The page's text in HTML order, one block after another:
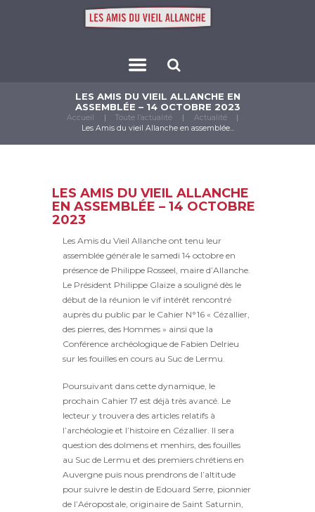
LES AMIS DU VIEIL ALLANCHE EN
ASSEMBLÉE – 14 OCTOBRE 2023
Accueil Toute l’actualité
Actualité
Les Amis du vieil Allanche en assemblée...
LES AMIS DU VIEIL ALLANCHE
EN ASSEMBLÉE – 14 OCTOBRE
2023
Les Amis du Vieil Allanche ont tenu leur
assemblée générale le samedi 14 octobre en
présence de Philippe Rosseel, maire d’Allanche.
Le Président Philippe Glaize a souligné dès le
début de la réunion le vif intérêt rencontré
auprès du public par le Cahier N°16 « Cézallier,
des pierres, des Hommes » ainsi que la
Conférence archéologique de Fabien Delrieu
sur les fouilles en cours au Suc de Lermu.
Poursuivant dans cette dynamique, le
prochain Cahier 17 est déjà très avancé. Le
lecteur y trouvera des articles relatifs à
l’archéologie et l’histoire en Cézallier. Il sera
question des dolmens et menhirs, des fouilles
au Suc de Lermu et des premiers chrétiens en
Auvergne puis nous prendrons de l’altitude
pour suivre le destin de Edouard Serre, pionnier
de l’Aéropostale, originaire de Saint Saturnin,